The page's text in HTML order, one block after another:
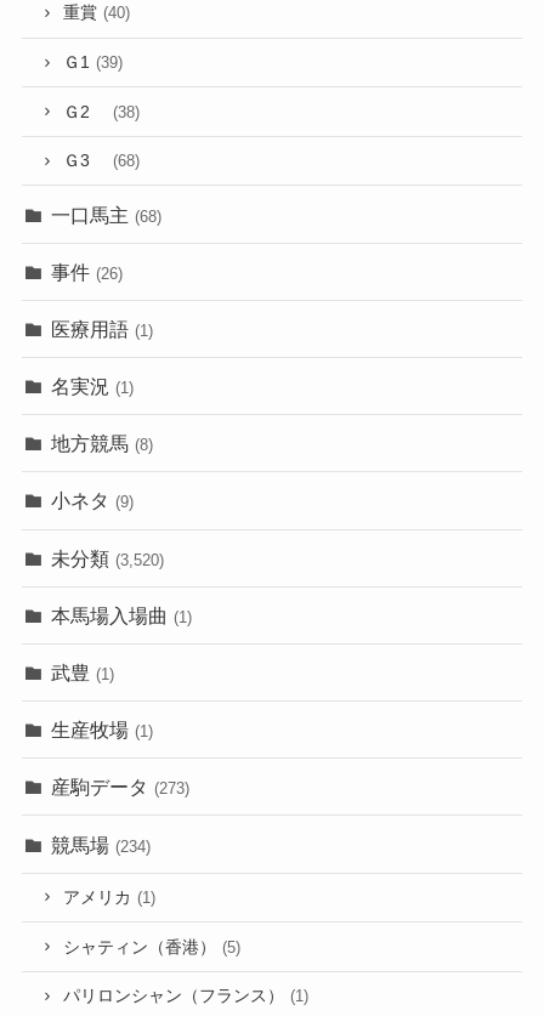
重賞 (40)
Ｇ1 (39)
Ｇ2 (38)
Ｇ3 (68)
一口馬主 (68)
事件 (26)
医療用語 (1)
名実況 (1)
地方競馬 (8)
小ネタ (9)
未分類 (3,520)
本馬場入場曲 (1)
武豊 (1)
生産牧場 (1)
産駒データ (273)
競馬場 (234)
アメリカ (1)
シャティン（香港） (5)
パリロンシャン（フランス） (1)